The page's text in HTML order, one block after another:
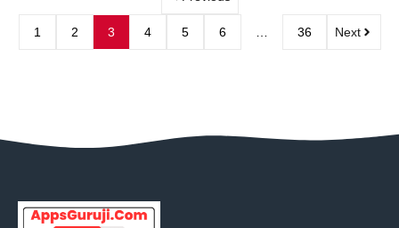
1 2 3 4 5 6 … 36 Next